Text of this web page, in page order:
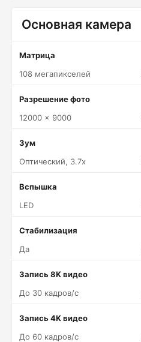
Основная камера
Матрица
108 мегапикселей
Разрешение фото
12000 x 9000
Зум
Оптический, 3.7x
Вспышка
LED
Стабилизация
Да
Запись 8K видео
До 30 кадров/c
Запись 4K видео
До 60 кадров/c